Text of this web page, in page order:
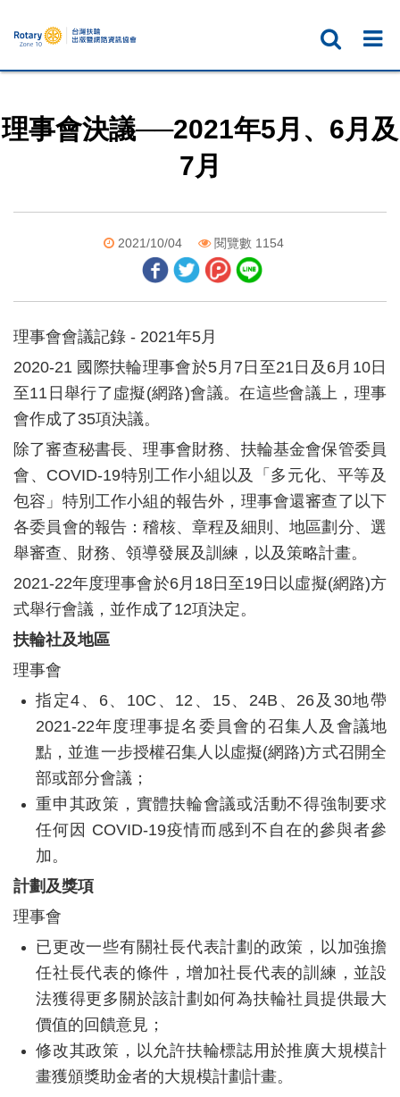
理事會決議──2021年5月、6月及
7月
2021/10/04 閱覽數 1154
理事會會議記錄 - 2021年5月
2020-21 國際扶輪理事會於5 月 7 日至21日及 6月 10日
至11 日舉行了虛擬(網路)會議。在這些會議上，理事
會作成了35項決議。
除了審查秘書長、理事會財務、扶輪基金會保管委員
會、 COVID-19特別工作小組以及「多元化、平等及
包容」特別工作小組的報告外，理事會還審查了以下
各委員會的報告：稽核、章程及細則、地區劃分、選
舉審查、財務、領導發展及訓練，以及策略計畫。
2021-22年度理事會於6月 18日至19 日以虛擬(網路)方
式舉行會議，並作成了12項決定。
扶輪社及地區
理事會
指定4 、 6、 10C 、 12 、 15、 24B 、 26及 30地帶
2021-22年度理事提名委員會的召集人及會議地
點，並進一步授權召集人以虛擬(網路)方式召開全
部或部分會議；
重申其政策，實體扶輪會議或活動不得強制要求
任何因 COVID-19疫情而感到不自在的參與者參
加。
計劃及獎項
理事會
已更改一些有關社長代表計劃的政策，以加強擔
任社長代表的條件，增加社長代表的訓練，並設
法獲得更多關於該計劃如何為扶輪社員提供最大
價值的回饋意見；
修改其政策，以允許扶輪標誌用於推廣大規模計
畫獲頒獎助金者的大規模計劃計畫。